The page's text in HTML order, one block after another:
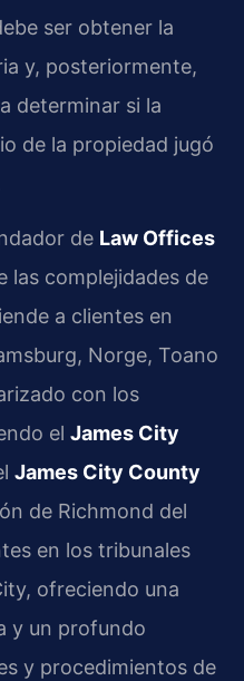
ser obtener la
y, posteriormente,
determinar si la
de la propiedad jugó
de Law Offices
las complejidades de
a clientes en
Norge, Toano
con los
el James City
James City County
de Richmond del
en los tribunales
ofreciendo una
y un profundo
y procedimientos de